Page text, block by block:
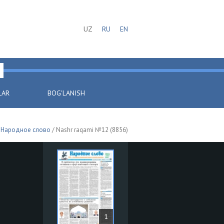
UZ RU EN
BOG'LANISH
Народное слово / Nashr raqami №12 (8856)
1